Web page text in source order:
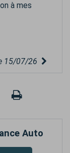
à mes
15/07/26
Auto